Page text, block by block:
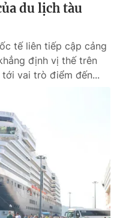
du lịch tàu
tế liên tiếp cập cảng
định vị thế trên
vai trò điểm đến...